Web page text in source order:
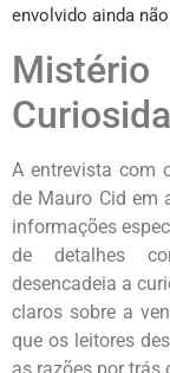
envolvido ainda
A entrevista com
de Mauro Cid em
informações
de detalhes
desencadeia a
claros sobre a
que os leitores
as razões por trás